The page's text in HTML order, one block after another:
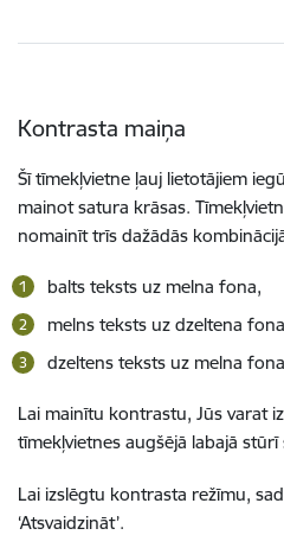
Kontrasta maiņa
Šī tīmekļvietne ļauj lietotājiem
mainot satura krāsas.
nomainīt trīs dažādās
balts teksts uz melna fona,
melns teksts uz dzeltena
dzeltens teksts uz melna
Lai mainītu kontrastu, Jūs varat
tīmekļvietnes augšējā labajā stūrī
Lai izslēgtu kontrasta režīmu,
‘Atsvaidzināt’.